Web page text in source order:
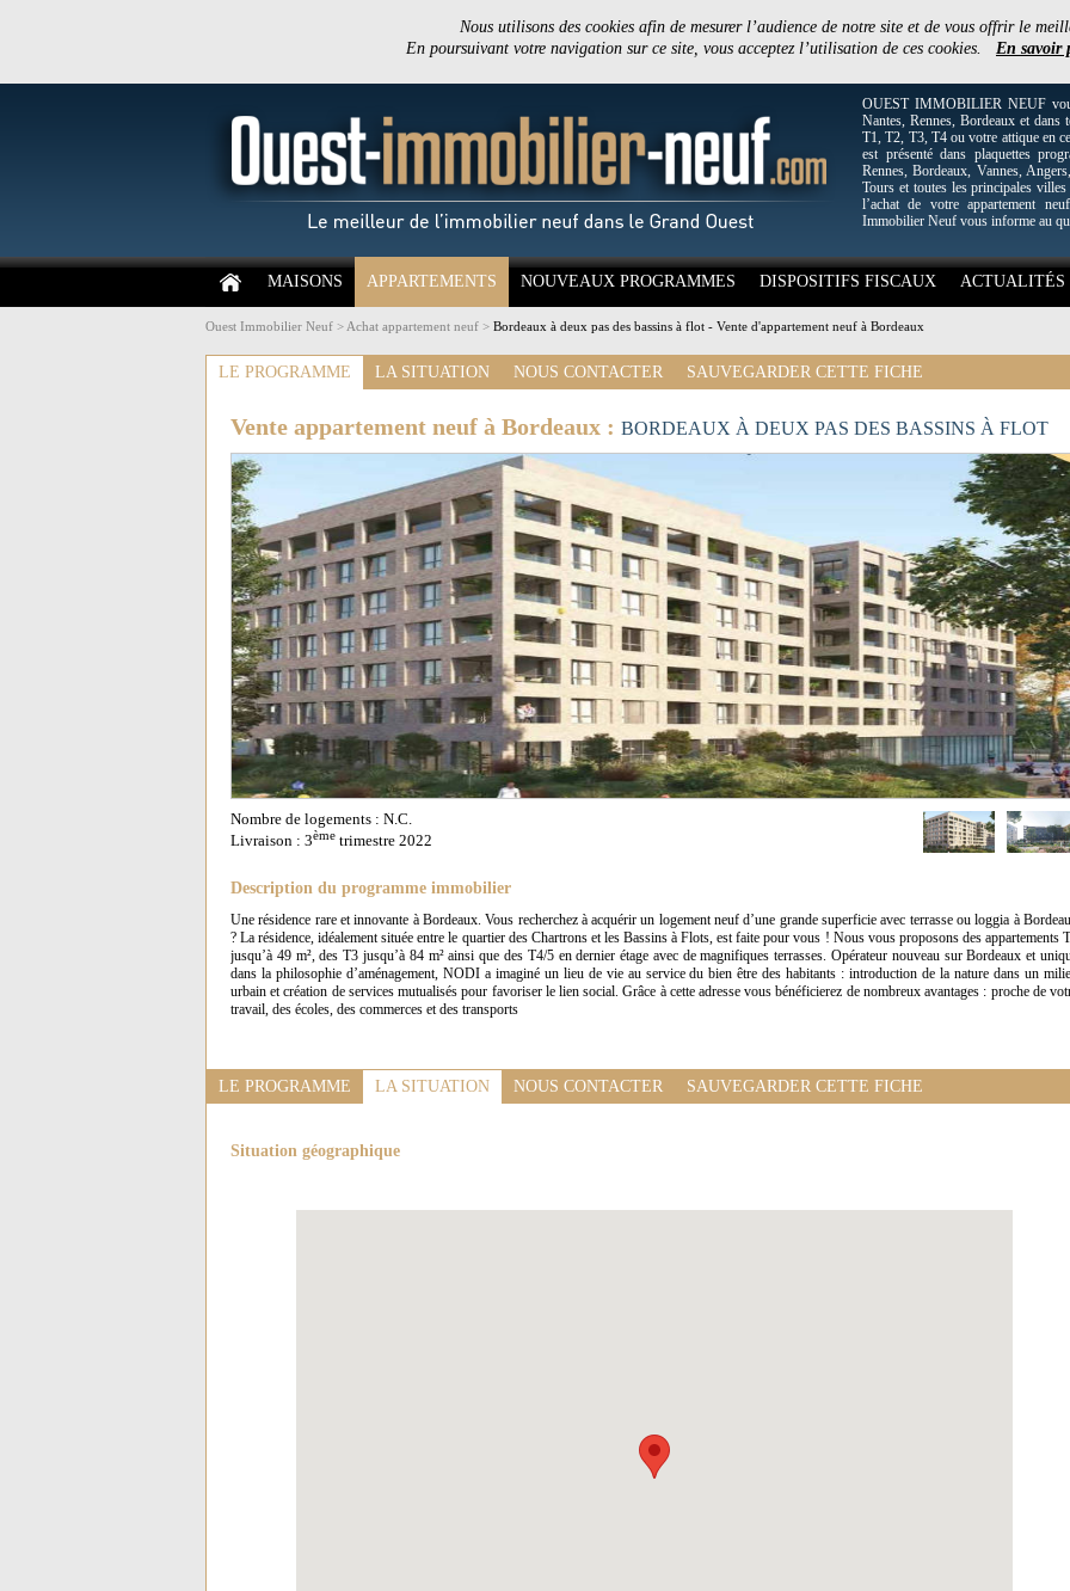
Nous utilisons des cookies afin de mesurer l’audience de notre site et de vous offrir le
En poursuivant votre navigation sur ce site, vous acceptez l’utilisation de ces cookies. En savoir
OUEST IMMOBILIER NEUF
Nantes, Rennes, Bordeaux et
T1, T2, T3, T4 ou votre attique en
est présenté dans plaquettes
Rennes, Bordeaux, Vannes,
Tours et toutes les principales
l’achat de votre appartement
Immobilier Neuf vous informe au
MAISONS APPARTEMENTS NOUVEAUX PROGRAMMES DISPOSITIFS FISCAUX ACTUALITÉS
Ouest Immobilier Neuf > Achat appartement neuf > Bordeaux à deux pas des bassins à flot - Vente d'appartement neuf à Bordeaux
LE PROGRAMME LA SITUATION NOUS CONTACTER SAUVEGARDER CETTE FICHE
Vente appartement neuf à Bordeaux : BORDEAUX À DEUX PAS DES BASSINS À FLOT
Nombre de logements : N.C.
Livraison : 3ème trimestre 2022
Description du programme immobilier
Une résidence rare et innovante à Bordeaux. Vous recherchez à acquérir un logement neuf d’une grande superficie avec terrasse ou loggia à
? La résidence, idéalement située entre le quartier des Chartrons et les Bassins à Flots, est faite pour vous ! Nous vous proposons des appartements
jusqu’à 49 m², des T3 jusqu’à 84 m² ainsi que des T4/5 en dernier étage avec de magnifiques terrasses. Opérateur nouveau sur Bordeaux et
dans la philosophie d’aménagement, NODI a imaginé un lieu de vie au service du bien être des habitants : introduction de la nature dans un
urbain et création de services mutualisés pour favoriser le lien social. Grâce à cette adresse vous bénéficierez de nombreux avantages : proche de
travail, des écoles, des commerces et des transports
LE PROGRAMME LA SITUATION NOUS CONTACTER SAUVEGARDER CETTE FICHE
Situation géographique